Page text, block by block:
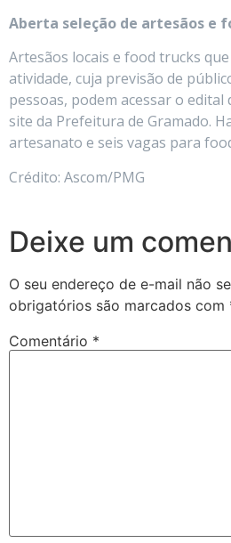
Aberta seleção de artesãos e
Artesãos locais e food trucks
atividade, cuja previsão de
pessoas, podem acessar o edital
site da Prefeitura de Gramado.
artesanato e seis vagas para
Crédito: Ascom/PMG
Deixe um
O seu endereço de e-mail não
obrigatórios são marcados com
Comentário *